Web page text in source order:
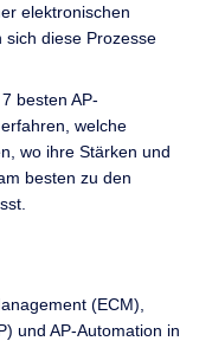
elektronischen
sich diese Prozesse
besten AP-
welche
wo ihre Stärken und
besten zu den
(ECM),
und AP-Automation in